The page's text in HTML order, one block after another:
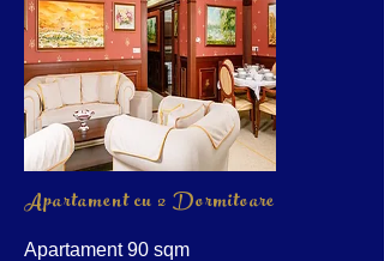
Apartament cu 2 Dormitoare
Apartament 90 sqm